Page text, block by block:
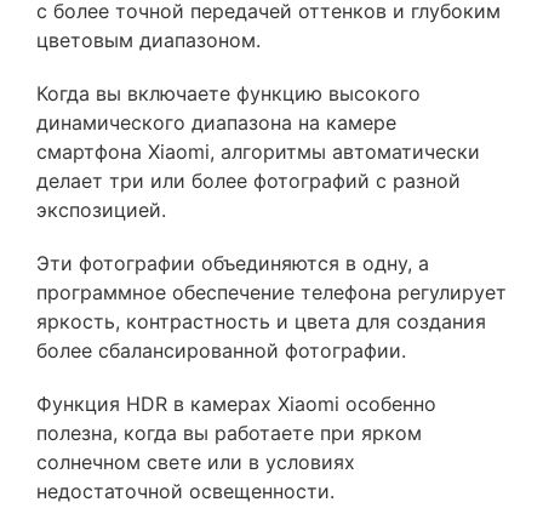
с более точной передачей оттенков и глубоким
цветовым диапазоном.
Когда вы включаете функцию высокого
динамического диапазона на камере
смартфона Xiaomi, алгоритмы автоматически
делает три или более фотографий с разной
экспозицией.
Эти фотографии объединяются в одну, а
программное обеспечение телефона регулирует
яркость, контрастность и цвета для создания
более сбалансированной фотографии.
Функция HDR в камерах Xiaomi особенно
полезна, когда вы работаете при ярком
солнечном свете или в условиях
недостаточной освещенности.